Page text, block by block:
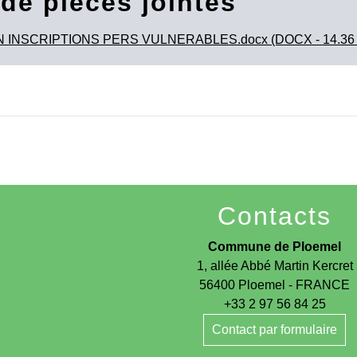
INSCRIPTIONS PERS VULNERABLES.docx (DOCX - 14.36
Contacts
Commune de Ploemel
1, allée Abbé Martin Kercret
56400 Ploemel - FRANCE
+33 2 97 56 84 25
Contact par formulaire